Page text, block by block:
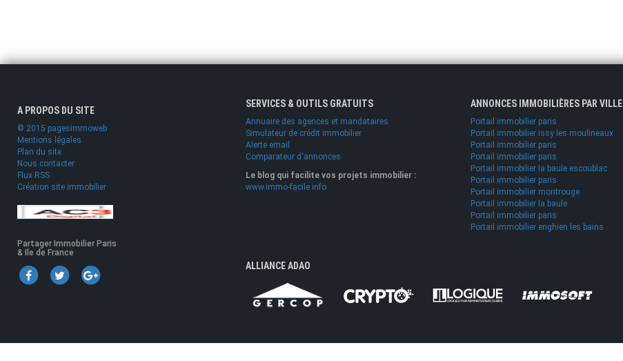
A PROPOS DU SITE
© 2015 pagesimmoweb
Mentions légales
Plan du site
Nous contacter
Flux RSS
Création site immobilier
Partager Immobilier Paris
& Ile de France
SERVICES & OUTILS GRATUITS
Annuaire des agences et mandataires
Simulateur de crédit immobilier
Alerte email
Comparateur d'annonces
Le blog qui facilite vos projets immobilier :
www.immo-facile.info
ANNONCES IMMOBILIÈRES PAR VILLE
Portail immobilier paris
Portail immobilier issy les moulineaux
Portail immobilier paris
Portail immobilier paris
Portail immobilier la baule escoublac
Portail immobilier paris
Portail immobilier montrouge
Portail immobilier la baule
Portail immobilier paris
Portail immobilier enghien les bains
ALLIANCE ADAO